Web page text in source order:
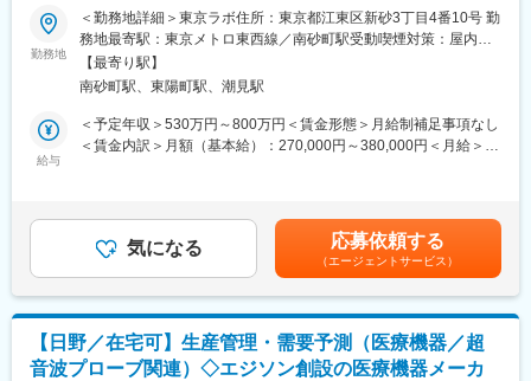
■会社の雰囲気：
社内は上司に対してもさん付で、経営陣もフリーアドレス。社員
との距離感も近く、意見も言いやすくオープンな環境です。フリ
ーアドレス・在宅勤務の活用を積極的に行っています。平均残業
きやすさには定評があります。
■具体的な職務内容
・放射性医薬品の製造
・放射性医薬品の無菌試験、定量試験などの多種にわたる品質試
験
・放射性医薬品の製造から出荷までの管理
・新製剤、新技術の導入／改善／改良
※独り立ちするまで先輩がOJT形式・マンツーマンで丁寧にフォロ
SPECT・PETと呼ばれる核医学検査が主な事業分野です。これは
生体内の微妙な変化をとらえて画像化する「分子イメージング」
という技術であり、医療課題の克服に幅広く力を発揮できる可能
薬品の承認を取得し、全国に安定供給しています。
■業務概要・やりがい
勤務地
＜勤務地詳細＞東京ラボ住所：東京都江東区新砂3丁目4番10号 勤
務地最寄駅：東京メトロ東西線／南砂町駅受動喫煙対策：屋内全
面禁煙変更の範囲：会社の定める事業所
【最寄り駅】
南砂町駅、東陽町駅、潮見駅
給与
＜予定年収＞530万円～800万円＜賃金形態＞月給制補足事項なし
＜賃金内訳＞月額（基本給）：270,000円～380,000円＜月給＞
績のターゲット100％達成の場合支給■昇給：年1回賃金はあくま
でも目安の金額であり、選考を通じて上下する可能性がありま
す。月給(月額)は固定手当を含めた表記です。
気になる 応募依頼する
（エージェントサービス）
【日野／在宅可】生産管理・需要予測（医療機器／超
音波プローブ関連）◇エジソン創設の医療機器メーカ